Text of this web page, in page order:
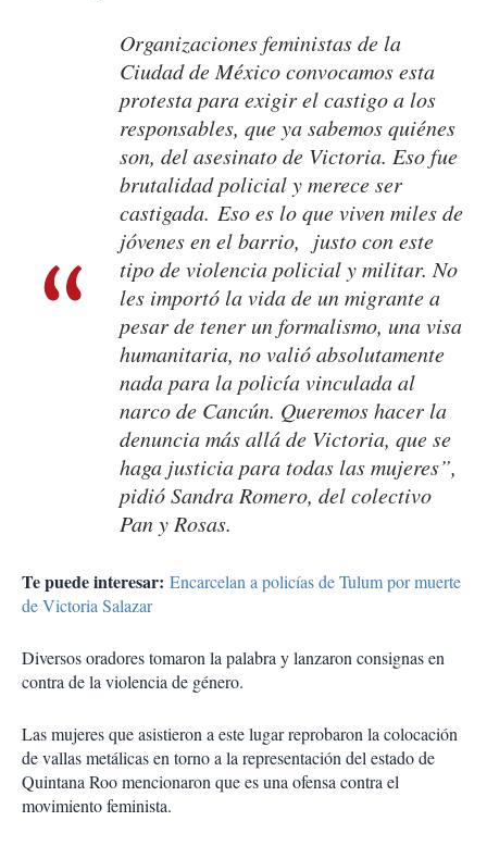
Organizaciones feministas de la
Ciudad de México convocamos esta
protesta para exigir el castigo a los
responsables, que ya sabemos quiénes
son, del asesinato de Victoria. Eso fue
brutalidad policial y merece ser
castigada. Eso es lo que viven miles de
jóvenes en el barrio, justo con este
tipo de violencia policial y militar. No
les importó la vida de un migrante a
pesar de tener un formalismo, una visa
humanitaria, no valió absolutamente
nada para la policía vinculada al
narco de Cancún. Queremos hacer la
denuncia más allá de Victoria, que se
haga justicia para todas las mujeres”,
pidió Sandra Romero, del colectivo
Pan y Rosas.
Te puede interesar: Encarcelan a policías de Tulum por muerte
de Victoria Salazar
Diversos oradores tomaron la palabra y lanzaron consignas en
contra de la violencia de género.
Las mujeres que asistieron a este lugar reprobaron la colocación
de vallas metálicas en torno a la representación del estado de
Quintana Roo mencionaron que es una ofensa contra el
movimiento feminista.